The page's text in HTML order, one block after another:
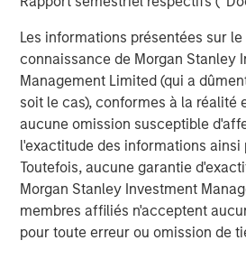
Les informations présentées sur
connaissance de Morgan Stanley
Management Limited (qui a
soit le cas), conformes à la réalité
aucune omission susceptible
l'exactitude des informations ainsi
Toutefois, aucune garantie
Morgan Stanley Investment
membres affiliés n'acceptent
pour toute erreur ou omission de
with approximately $16 billion in
management1. Founded in 2006,
diverse portfolio of over 35
digital infrastructure, energy
targets assets that provide
services with the potential for
active asset management. For
Morgan Stanley Infrastructure
visitwww.eatonvance.com/